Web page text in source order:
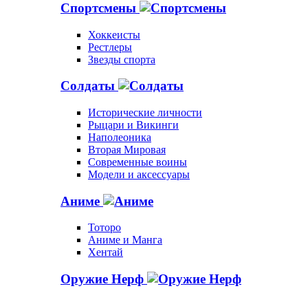
Спортсмены
Хоккеисты
Рестлеры
Звезды спорта
Солдаты
Исторические личности
Рыцари и Викинги
Наполеоника
Вторая Мировая
Современные воины
Модели и аксессуары
Аниме
Тоторо
Аниме и Манга
Хентай
Оружие Нерф